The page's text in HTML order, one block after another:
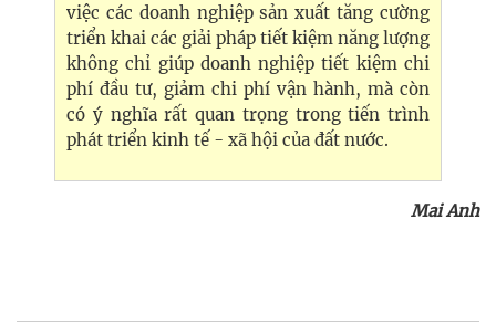
việc các doanh nghiệp sản xuất tăng cường
triển khai các giải pháp tiết kiệm năng lượng
không chỉ giúp doanh nghiệp tiết kiệm chi
phí đầu tư, giảm chi phí vận hành, mà còn
có ý nghĩa rất quan trọng trong tiến trình
phát triển kinh tế - xã hội của đất nước.
Mai Anh